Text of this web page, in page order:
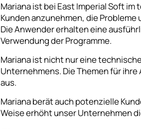
Mariana ist bei East Imperial Soft
Kunden anzunehmen, die
Die Anwender erhalten eine
Verwendung der Programme.
Mariana ist nicht nur eine
Unternehmens. Die Themen für
aus.
Mariana berät auch potenzielle
Weise erhöht unser Unternehmen